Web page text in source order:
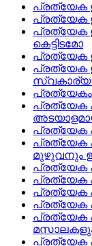
പ്രത്യേക
പ്രത്യേക
പ്രത്യേക
കെട്ടിടമോ
പ്രത്യേക
പ്രത്യേക
സ്വകാര്യ
പ്രത്യേക
പ്രത്യേക
പ്രത്യേക
മുഴുവനും
പ്രത്യേക
പ്രത്യേക
പ്രത്യേക
പ്രത്യേക
പ്രത്യേക
മസാലകളും
പ്രത്യേക